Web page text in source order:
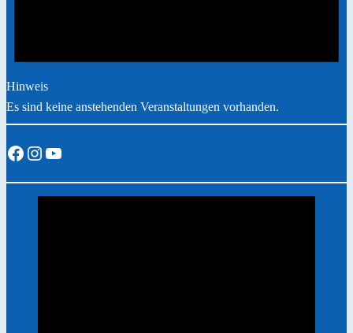
Hinweis
Es sind keine anstehenden Veranstaltungen vorhanden.
Facebook
Instagram
YouTube